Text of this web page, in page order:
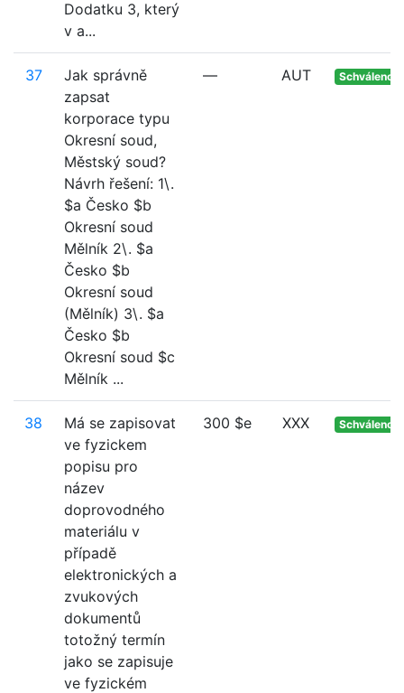
Dodatku 3, který
v a...
37
Jak správně
zapsat
korporace typu
Okresní soud,
Městský soud?
Návrh řešení: 1\.
$a Česko $b
Okresní soud
Mělník 2\. $a
Česko $b
Okresní soud
(Mělník) 3\. $a
Česko $b
Okresní soud $c
Mělník ...
— AUT Schváleno
38
Má se zapisovat
ve fyzickem
popisu pro
název
doprovodného
materiálu v
případě
elektronických a
zvukových
dokumentů
totožný termín
jako se zapisuje
ve fyzickém
300 $e XXX Schváleno